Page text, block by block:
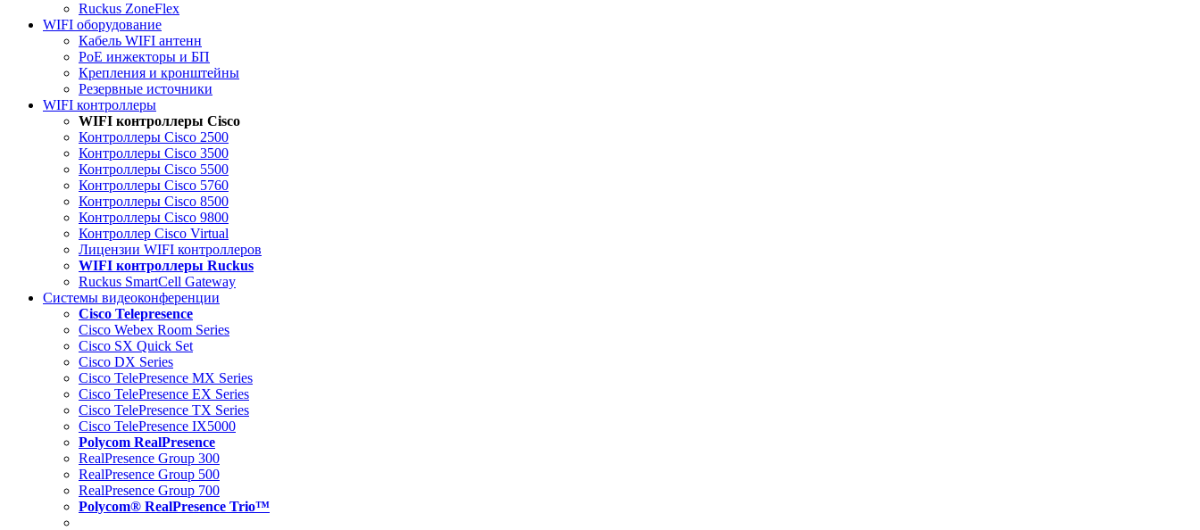
Ruckus ZoneFlex
WIFI оборудование
Кабель WIFI антенн
PoE инжекторы и БП
Крепления и кронштейны
Резервные источники
WIFI контроллеры
WIFI контроллеры Cisco
Контроллеры Cisco 2500
Контроллеры Cisco 3500
Контроллеры Cisco 5500
Контроллеры Cisco 5760
Контроллеры Cisco 8500
Контроллеры Cisco 9800
Контроллер Cisco Virtual
Лицензии WIFI контроллеров
WIFI контроллеры Ruckus
Ruckus SmartCell Gateway
Системы видеоконференции
Cisco Telepresence
Cisco Webex Room Series
Cisco SX Quick Set
Cisco DX Series
Cisco TelePresence MX Series
Cisco TelePresence EX Series
Cisco TelePresence TX Series
Cisco TelePresence IX5000
Polycom RealPresence
RealPresence Group 300
RealPresence Group 500
RealPresence Group 700
Polycom® RealPresence Trio™